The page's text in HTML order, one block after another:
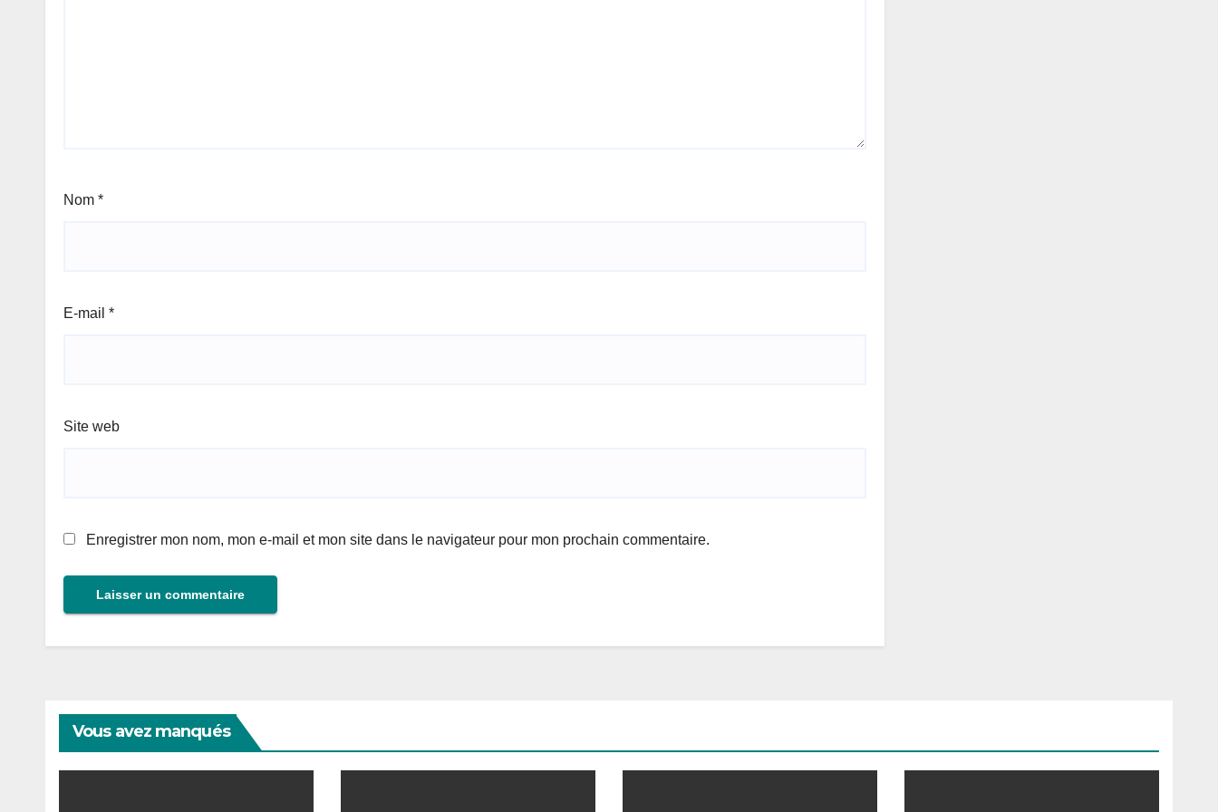
Nom *
E-mail *
Site web
Enregistrer mon nom, mon e-mail et mon site dans le navigateur pour mon prochain commentaire.
Vous avez manqués